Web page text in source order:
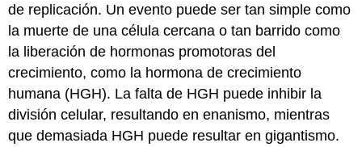
de replicación. Un evento puede ser tan simple como
la muerte de una célula cercana o tan barrido como
la liberación de hormonas promotoras del
crecimiento, como la hormona de crecimiento
humana (HGH). La falta de HGH puede inhibir la
división celular, resultando en enanismo, mientras
que demasiada HGH puede resultar en gigantismo.